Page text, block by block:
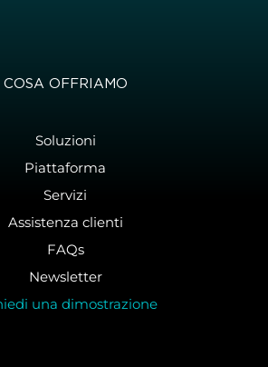
COSA OFFRIAMO
Soluzioni
Piattaforma
Servizi
Assistenza clienti
FAQs
Newsletter
una dimostrazione